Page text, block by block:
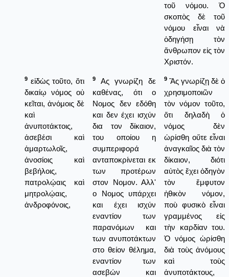
τοῦ νόμου. Ὁ
σκοπὸς δὲ τοῦ
νόμου εἶναι νὰ
ὁδηγήσῃ τὸν
ἄνθρωπον εἰς τὸν
Χριστόν.
9 εἰδὼς τοῦτο, ὅτι
δικαίῳ νόμος οὐ
κεῖται, ἀνόμοις δὲ
καὶ
ἀνυποτάκτοις,
ἀσεβέσι καὶ
ἁμαρτωλοῖς,
ἀνοσίοις καὶ
βεβήλοις,
πατρολῴαις καὶ
μητρολῴαις,
ἀνδροφόνοις,
9
Ας γνωρίζη δε
καθένας, ότι ο
Νομος δεν εδόθη
και δεν έχει ισχύν
δια τον δίκαιον,
του οποίου η
συμπεριφορά
ανταποκρίνεται εκ
των προτέρων
στον Νομον. Αλλ'
ο Νομος υπάρχει
και έχει ισχύν
εναντίον των
παρανόμων και
των ανυποτάκτων
στο θείον θέλημα,
εναντίον των
ασεβών και
9 Ἂς γνωρίζῃ δὲ ὁ
χρησιμοποιῶν
τὸν νόμον τοῦτο,
ὅτι δηλαδὴ ὁ
νόμος δὲν
ὡρίσθη οὔτε εἶναι
ἀναγκαῖος διὰ τὸν
δίκαιον, διότι
αὐτὸς ἔχει ὁδηγὸν
τὸν ἔμφυτον
ἠθικὸν νόμον,
ποὺ φυσικὸ εἶναι
γραμμένος εἰς
τὴν καρδίαν του.
Ὁ νόμος ὡρίσθη
διὰ τοὺς ἀνόμους
καὶ τοὺς
ἀνυποτάκτους,